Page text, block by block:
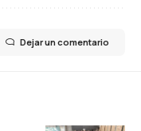
Dejar un comentario